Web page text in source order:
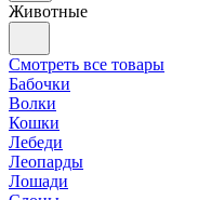
Животные
Смотреть все товары
Бабочки
Волки
Кошки
Лебеди
Леопарды
Лошади